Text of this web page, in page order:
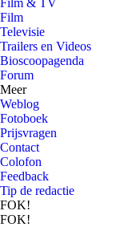
Film & TV
Film
Televisie
Trailers en Videos
Bioscoopagenda
Forum
Meer
Weblog
Fotoboek
Prijsvragen
Contact
Colofon
Feedback
Tip de redactie
FOK!
FOK!